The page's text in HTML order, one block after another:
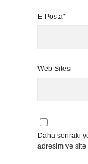
E-Posta*
Web Sitesi
Daha sonraki
adresim ve site